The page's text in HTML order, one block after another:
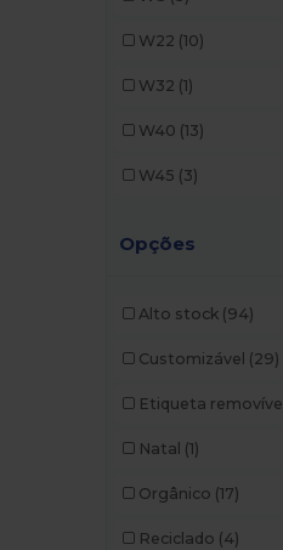
Valento
W22 (10)
W32 (1)
W40 (13)
W45 (3)
Opções
Alto stock (94)
Customizável (29)
Etiqueta removível
Natal (1)
Orgânico (17)
Reciclado (4)